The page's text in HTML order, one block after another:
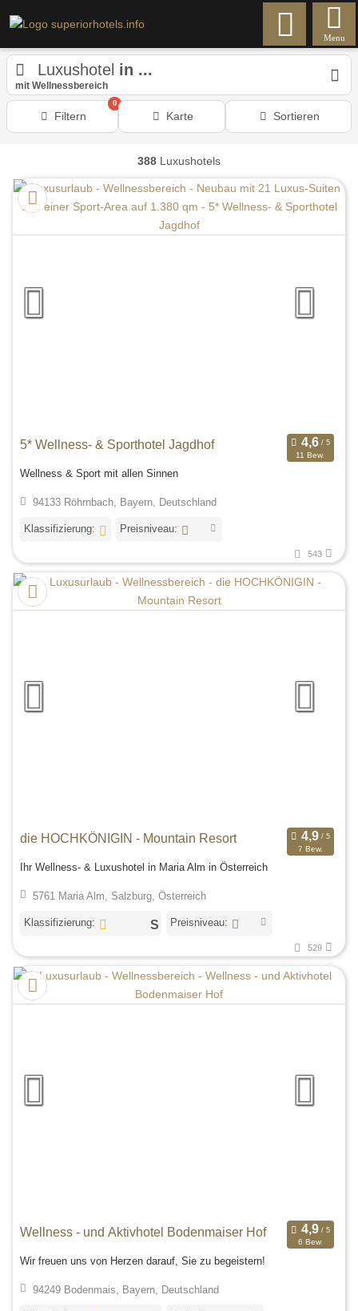
Menu
Luxushotel in ...
mit Wellnessbereich
Filtern
0
Karte Sortieren
388 Luxushotels
5* Wellness- & Sporthotel Jagdhof
11 Bew.
Wellness & Sport mit allen Sinnen
94133 Röhrnbach, Bayern, Deutschland
Klassifizierung: Preisniveau:
543
die HOCHKÖNIGIN - Mountain Resort
7 Bew.
Ihr Wellness- & Luxushotel in Maria Alm in Österreich
5761 Maria Alm, Salzburg, Österreich
Klassifizierung: Preisniveau:
529
Wellness - und Aktivhotel Bodenmaiser Hof
6 Bew.
Wir freuen uns von Herzen darauf, Sie zu begeistern!
94249 Bodenmais, Bayern, Deutschland